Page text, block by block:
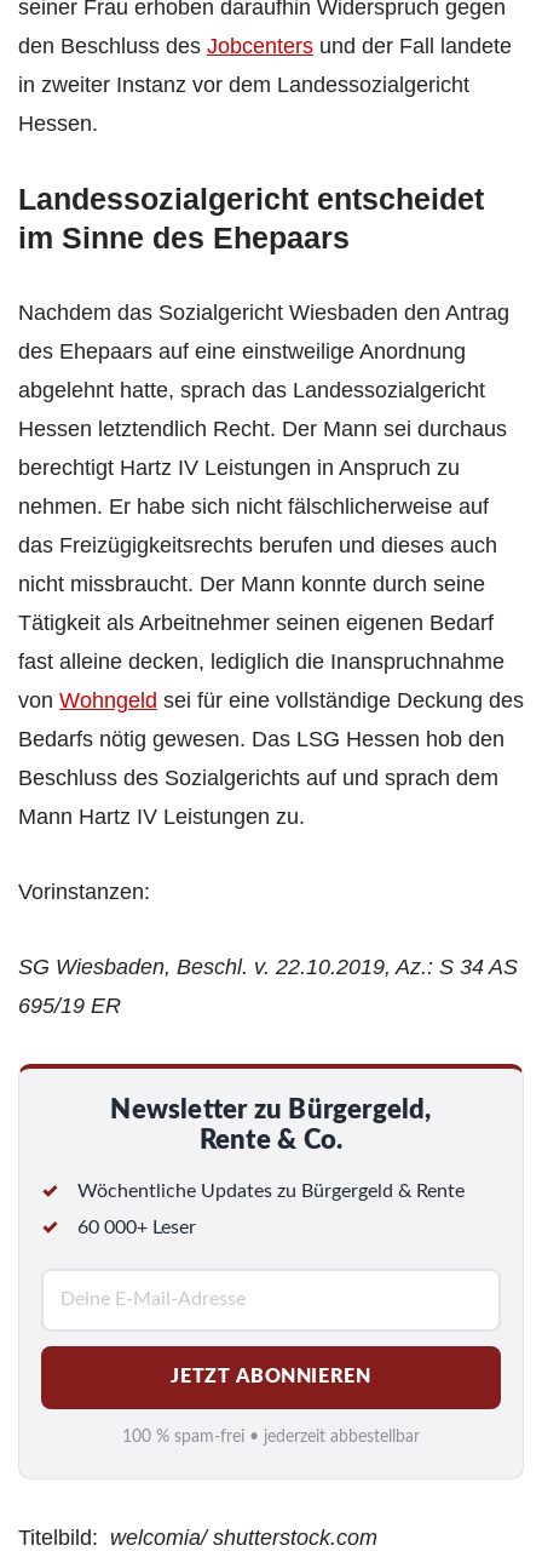
seiner Frau erhoben daraufhin Widerspruch gegen
den Beschluss des Jobcenters und der Fall landete
in zweiter Instanz vor dem Landessozialgericht
Hessen.
Landessozialgericht entscheidet
im Sinne des Ehepaars
Nachdem das Sozialgericht Wiesbaden den Antrag
des Ehepaars auf eine einstweilige Anordnung
abgelehnt hatte, sprach das Landessozialgericht
Hessen letztendlich Recht. Der Mann sei durchaus
berechtigt Hartz IV Leistungen in Anspruch zu
nehmen. Er habe sich nicht fälschlicherweise auf
das Freizügigkeitsrechts berufen und dieses auch
nicht missbraucht. Der Mann konnte durch seine
Tätigkeit als Arbeitnehmer seinen eigenen Bedarf
fast alleine decken, lediglich die Inanspruchnahme
von Wohngeld sei für eine vollständige Deckung des
Bedarfs nötig gewesen. Das LSG Hessen hob den
Beschluss des Sozialgerichts auf und sprach dem
Mann Hartz IV Leistungen zu.
Vorinstanzen:
SG Wiesbaden, Beschl. v. 22.10.2019, Az.: S 34 AS
695/19 ER
Newsletter zu Bürgergeld,
Rente & Co.
Wöchentliche Updates zu Bürgergeld & Rente
60 000+ Leser
M
a
i
l
*
JETZT ABONNIEREN
100 % spam-frei • jederzeit abbestellbar
Titelbild: welcomia/ shutterstock.com